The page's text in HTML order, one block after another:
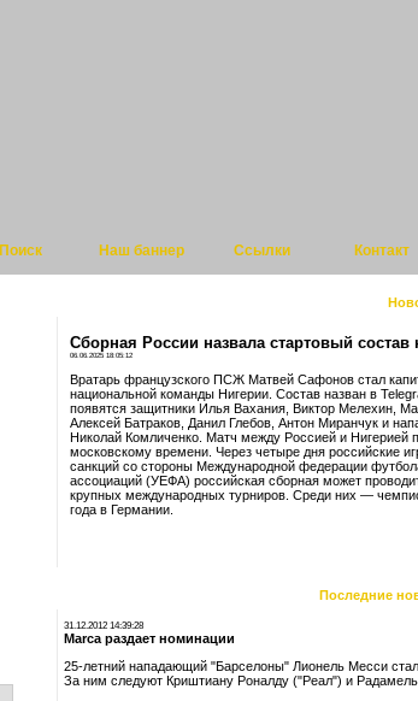
Поиск Наш баннер Ссылки Контакт
Сборная России назвала стартовый
06.06.2025 18:05:12
Вратарь французского ПСЖ Матвей Сафонов стал
национальной команды Нигерии. Состав назван в
появятся защитники Илья Вахания, Виктор Мелехин,
Алексей Батраков, Данил Глебов, Антон Миранчук и
Николай Комличенко. Матч между Россией и Нигерией
московскому времени. Через четыре дня российские
санкций со стороны Международной федерации
ассоциаций (УЕФА) российская сборная может
крупных международных турниров. Среди них —
года в Германии.
Последние
31.12.2012 14:39:28
Marca раздает номинации
25-летний нападающий "Барселоны" Лионель Месси
За ним следуют Криштиану Роналду ("Реал") и Радамель